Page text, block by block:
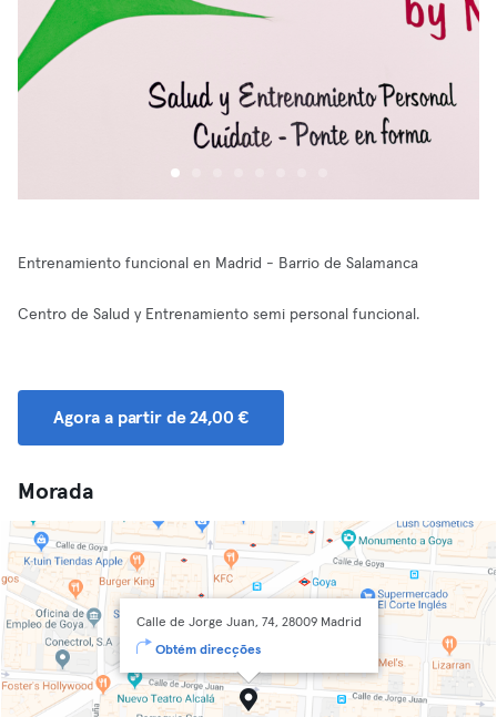
Entrenamiento funcional en Madrid - Barrio de Salamanca
Centro de Salud y Entrenamiento semi personal funcional.
Agora a partir de 24,00 €
Morada
Calle de Jorge Juan, 74, 28009 Madrid
Obtém direcções